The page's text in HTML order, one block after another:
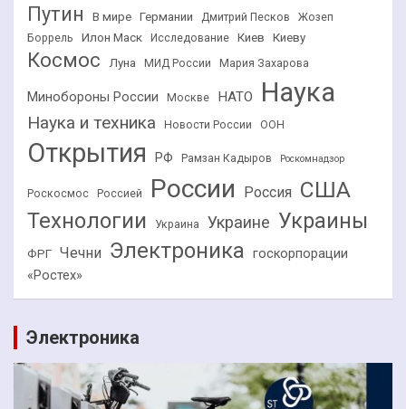
Путин
В мире Германии Дмитрий Песков
Жозеп
Боррель
Илон Маск Исследование Киев Киеву
Космос Луна МИД России Мария Захарова
Минобороны России Москве НАТО Наука
Наука и техника Новости России ООН
Открытия РФ Рамзан Кадыров Роскомнадзор
Роскосмос Россией России Россия США
Технологии Украина Украине Украины
ФРГ Чечни Электроника госкорпорации
«Ростех»
Электроника